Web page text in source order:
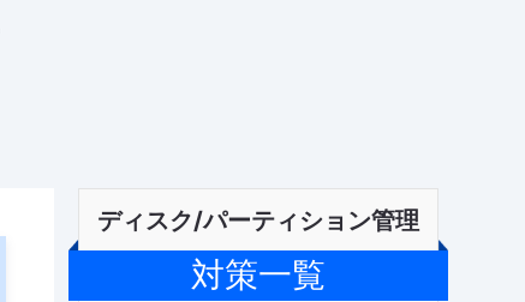
ディスク/パーティション管理
対策一覧